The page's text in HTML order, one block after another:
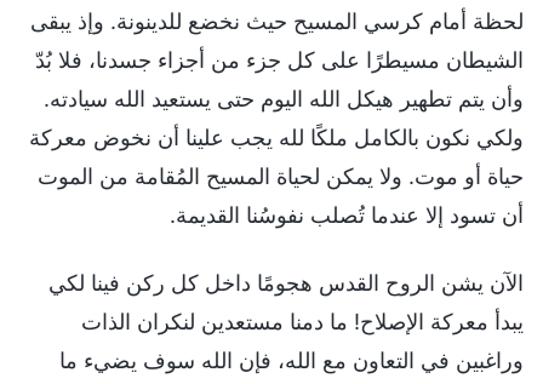
لحظة أمام كرسي المسيح حيث نخضع للدينونة. وإذ يبقى
الشيطان مسيطرًا على كل جزء من أجزاء جسدنا، فلا بُدّ
وأن يتم تطهير هيكل الله اليوم حتى يستعيد الله سيادته.
ولكي نكون بالكامل ملكًا لله يجب علينا أن نخوض معركة
حياة أو موت. ولا يمكن لحياة المسيح المُقامة من الموت
أن تسود إلا عندما تُصلب نفوسُنا القديمة.
الآن يشن الروح القدس هجومًا داخل كل ركن فينا لكي
يبدأ معركة الإصلاح! ما دمنا مستعدين لنكران الذات
وراغبين في التعاون مع الله، فإن الله سوف يضيء ما